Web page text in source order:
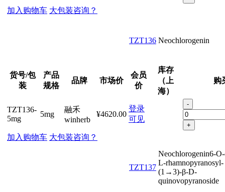
加入购物车 大包装咨询？
TZT136 Neochlorogenin
货号/包
装
产品
规格
品牌 市场价
会员
价
库存
（上
海）
购
TZT136-
5mg
5mg
融禾
winherb
¥4620.00
登录
可见
-
+
加入购物车 大包装咨询？
TZT137
Neochlorogenin6-
L-rhamnopyranosyl-
(1→3)-β-D-
quinovopyranoside